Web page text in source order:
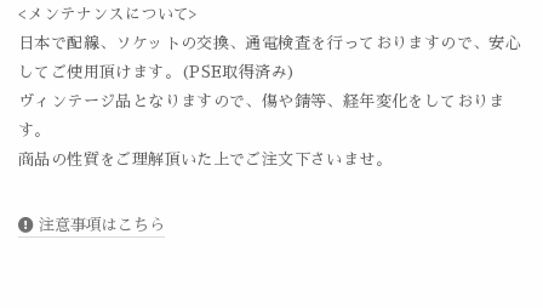
<メンテナンスについて>
日本で配線、ソケットの交換、通電検査を行っておりますので、安心
してご使用頂けます。(PSE取得済み)
ヴィンテージ品となりますので、傷や錆等、経年変化をしておりま
す。
商品の性質をご理解頂いた上でご注文下さいませ。
注意事項はこちら